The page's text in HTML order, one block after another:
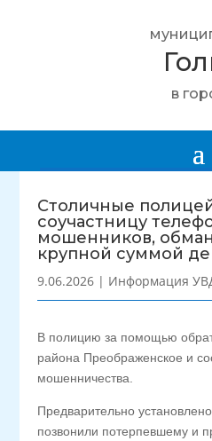
в
Столичные
соучастницу
мошенников,
крупной суммой
9.06.2026 | Информация
В полицию за помощью
района Преображенское и
мошенничества.
Предварительно
позвонили потерпевшему и